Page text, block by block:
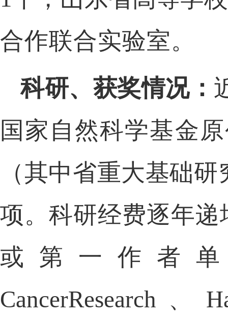
合作联合实验室。
科研、获奖情况：
国家自然科学基金
（其中省重大基础研
项。科研经费逐年
或第一作者
CancerResearch 、